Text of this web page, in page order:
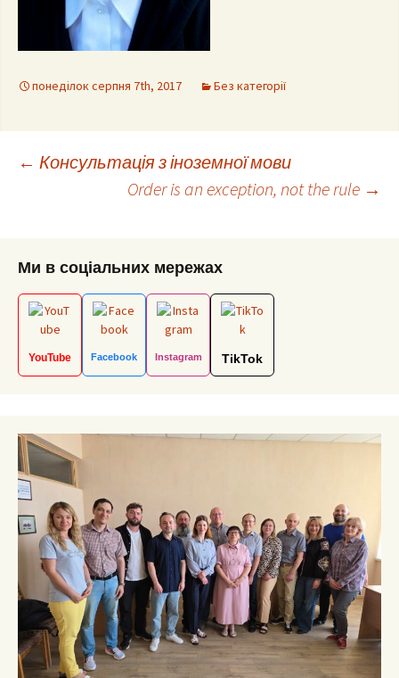
понеділок серпня 7th, 2017 Без категорії
Post
← Консультація з іноземної мови
Order is an exception, not the rule →
Ми в соціальних мережах
YouTube Facebook Instagram TikTok